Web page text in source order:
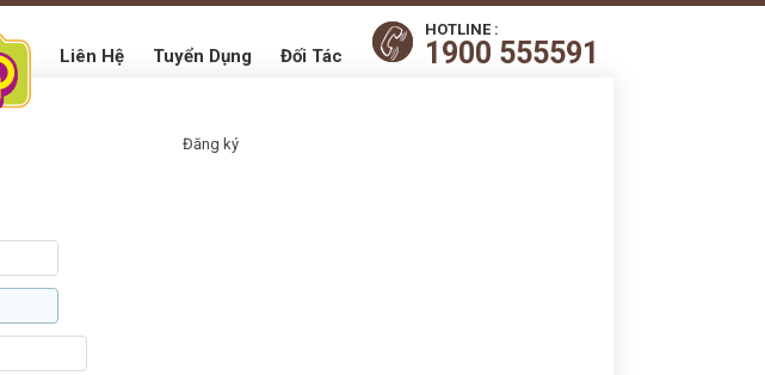
HOTLINE :
1900 555591
Đối Tác
Tuyển Dụng
Liên Hệ
Đăng ký